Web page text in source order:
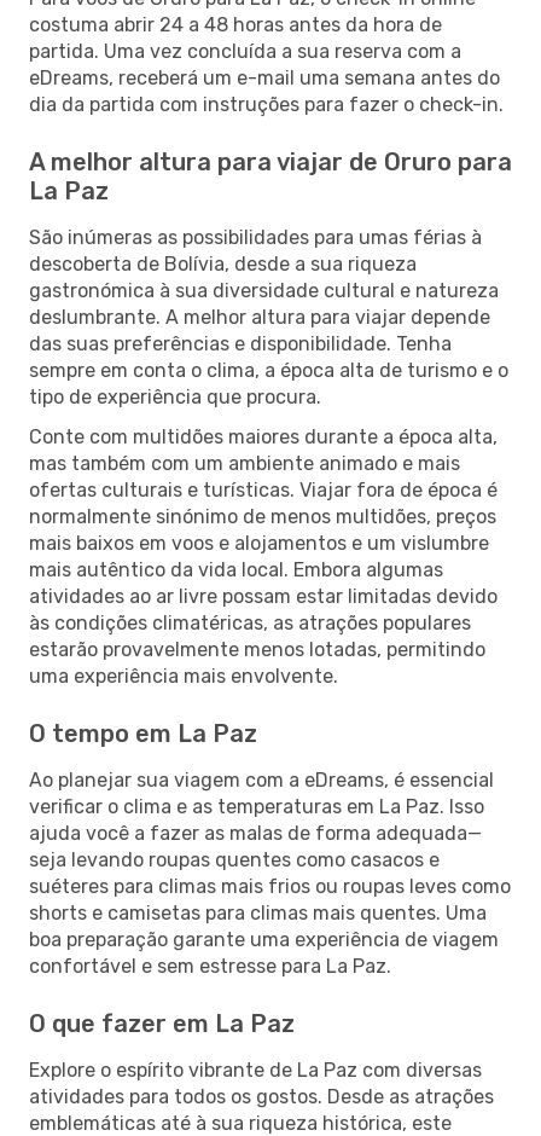
costuma abrir 24 a 48 horas antes da hora de
partida. Uma vez concluída a sua reserva com a
eDreams, receberá um e-mail uma semana antes do
dia da partida com instruções para fazer o check-in.
A melhor altura para viajar de Oruro para
La Paz
São inúmeras as possibilidades para umas férias à
descoberta de Bolívia, desde a sua riqueza
gastronómica à sua diversidade cultural e natureza
deslumbrante. A melhor altura para viajar depende
das suas preferências e disponibilidade. Tenha
sempre em conta o clima, a época alta de turismo e o
tipo de experiência que procura.
Conte com multidões maiores durante a época alta,
mas também com um ambiente animado e mais
ofertas culturais e turísticas. Viajar fora de época é
normalmente sinónimo de menos multidões, preços
mais baixos em voos e alojamentos e um vislumbre
mais autêntico da vida local. Embora algumas
atividades ao ar livre possam estar limitadas devido
às condições climatéricas, as atrações populares
estarão provavelmente menos lotadas, permitindo
uma experiência mais envolvente.
O tempo em La Paz
Ao planejar sua viagem com a eDreams, é essencial
verificar o clima e as temperaturas em La Paz. Isso
ajuda você a fazer as malas de forma adequada—
seja levando roupas quentes como casacos e
suéteres para climas mais frios ou roupas leves como
shorts e camisetas para climas mais quentes. Uma
boa preparação garante uma experiência de viagem
confortável e sem estresse para La Paz.
O que fazer em La Paz
Explore o espírito vibrante de La Paz com diversas
atividades para todos os gostos. Desde as atrações
emblemáticas até à sua riqueza histórica, este